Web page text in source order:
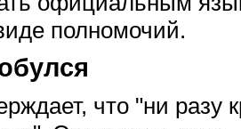
полномочий.
что "ни разу